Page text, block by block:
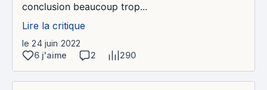
conclusion beaucoup trop...
Lire la critique
le 24 juin 2022
6 j'aime
2 290